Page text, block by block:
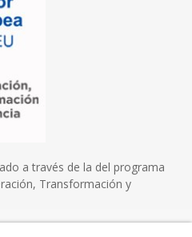
a través de la del programa
Transformación y